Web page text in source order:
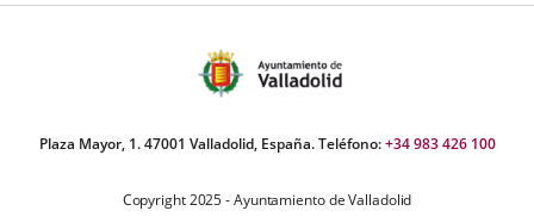
Plaza Mayor, 1. 47001 Valladolid, España. Teléfono:+34 983 426 100
Copyright 2025 - Ayuntamiento de Valladolid